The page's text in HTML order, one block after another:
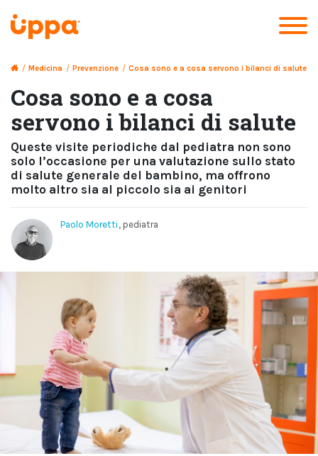
/ Medicina / Prevenzione / Cosa sono e a cosa servono i bilanci di salute
Cosa sono e a cosa
servono i bilanci di salute
Queste visite periodiche dal pediatra non sono
solo l’occasione per una valutazione sullo stato
di salute generale del bambino, ma offrono
molto altro sia al piccolo sia ai genitori
Paolo Moretti , pediatra